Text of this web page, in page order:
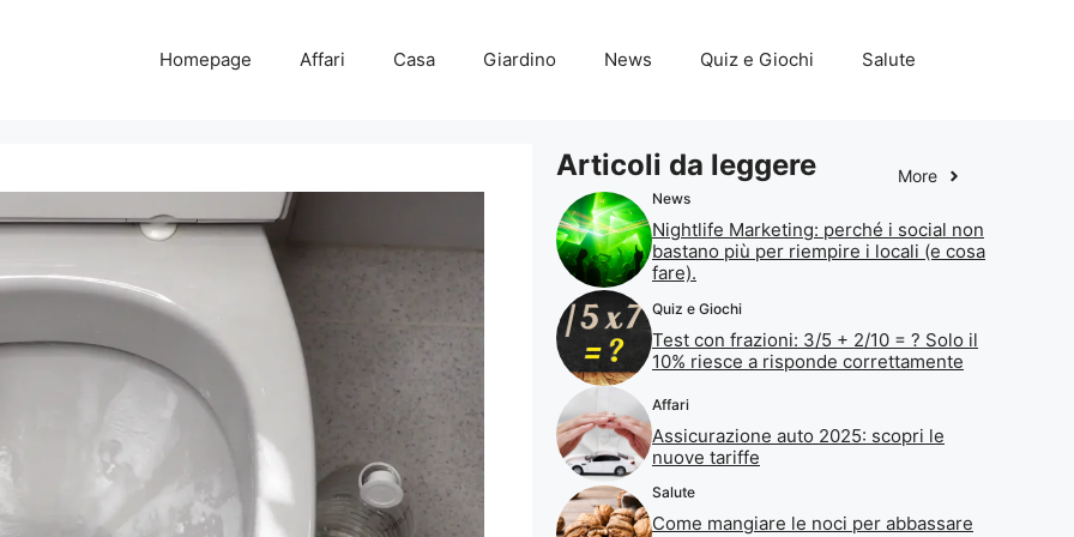
Homepage Affari Casa Giardino News Quiz e Giochi Salute
Articoli da leggere More
News
Nightlife Marketing: perché i social non
bastano più per riempire i locali (e cosa
fare).
Quiz e Giochi
Test con frazioni: 3/5 + 2/10 = ? Solo il
10% riesce a risponde correttamente
Affari
Assicurazione auto 2025: scopri le
nuove tariffe
Salute
Come mangiare le noci per abbassare